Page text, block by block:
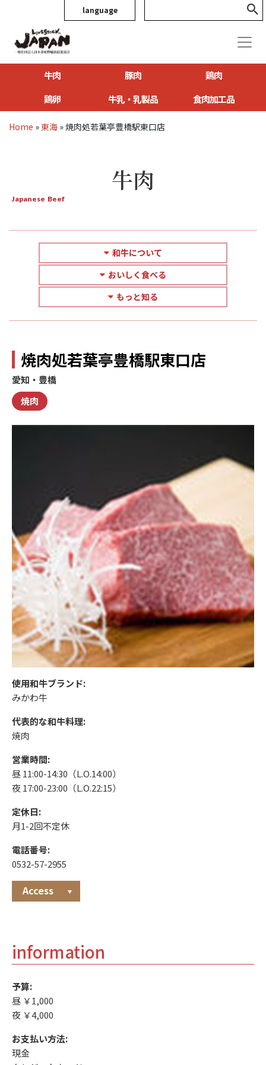
language
牛肉 豚肉
鶏肉
鶏卵
牛乳・乳製品 食肉加工品
Home »東海 »焼肉処若葉亭豊橋駅東口店
牛肉
Japanese Beef
和牛について
おいしく食べる
もっと知る
焼肉処若葉亭豊橋駅東口店
愛知・豊橋
焼肉
使用和牛ブランド:
みかわ牛
代表的な和牛料理:
焼肉
営業時間:
昼 11:00-14:30（L.O.14:00）
夜 17:00-23:00（L.O.22:15）
定休日:
月1-2回不定休
電話番号:
0532-57-2955
Access
information
予算:
昼 ￥1,000
夜 ￥4,000
お支払い方法:
現金